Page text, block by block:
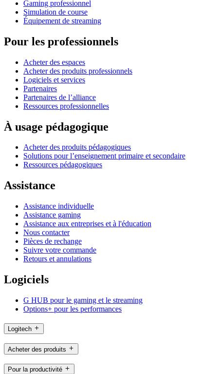
Gaming professionnel
Simulation de course
Équipement de streaming
Pour les professionnels
Acheter des espaces
Acheter des produits professionnels
Logiciels et services
Partenaires
Partenaires de l’alliance
Ressources professionnelles
À usage pédagogique
Acheter des produits pédagogiques
Solutions pour l’enseignement primaire et secondaire
Ressources pédagogiques
Assistance
Assistance individuelle
Assistance gaming
Assistance aux entreprises et à l'éducation
Nous contacter
Pièces de rechange
Suivre votre commande
Retours et annulations
Logiciels
G HUB pour le gaming et le streaming
Options+ pour les performances
Logitech
Acheter des produits
Pour la productivité